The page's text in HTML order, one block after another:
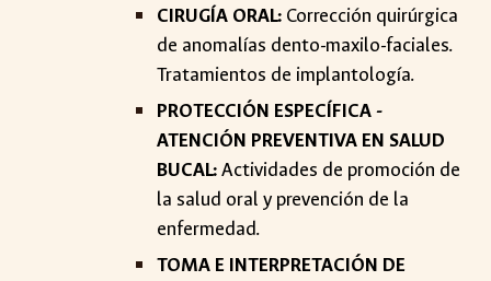
CIRUGÍA ORAL: Corrección quirúrgica
de anomalías dento-maxilo-faciales.
Tratamientos de implantología.
PROTECCIÓN ESPECÍFICA -
ATENCIÓN PREVENTIVA EN SALUD
BUCAL:Actividades de promoción de
la salud oral y prevención de la
enfermedad.
TOMA E INTERPRETACIÓN DE